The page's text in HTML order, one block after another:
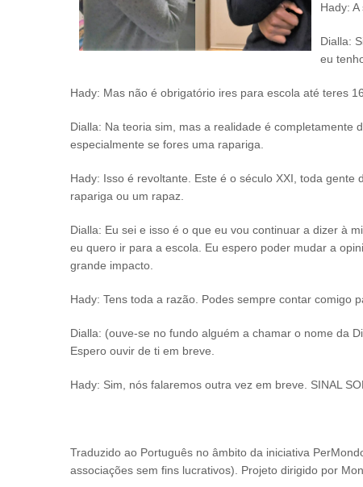
Hady:
Dialla:
eu
Hady: Mas não é obrigatório ires para escola até teres
Dialla: Na teoria sim, mas a realidade é completamente
especialmente se fores uma rapariga.
Hady: Isso é revoltante. Este é o século XXI, toda
rapariga ou um rapaz.
Dialla: Eu sei e isso é o que eu vou continuar a dizer à
eu quero ir para a escola. Eu espero poder mudar a
grande impacto.
Hady: Tens toda a razão. Podes sempre contar comigo
Dialla: (ouve-se no fundo alguém a chamar o nome da
Espero ouvir de ti em breve.
Hady: Sim, nós falaremos outra vez em breve. SINAL
Traduzido ao Português no âmbito da iniciativa
associações sem fins lucrativos). Projeto dirigido por